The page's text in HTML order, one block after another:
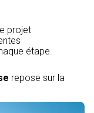
projet
étape.
repose sur la